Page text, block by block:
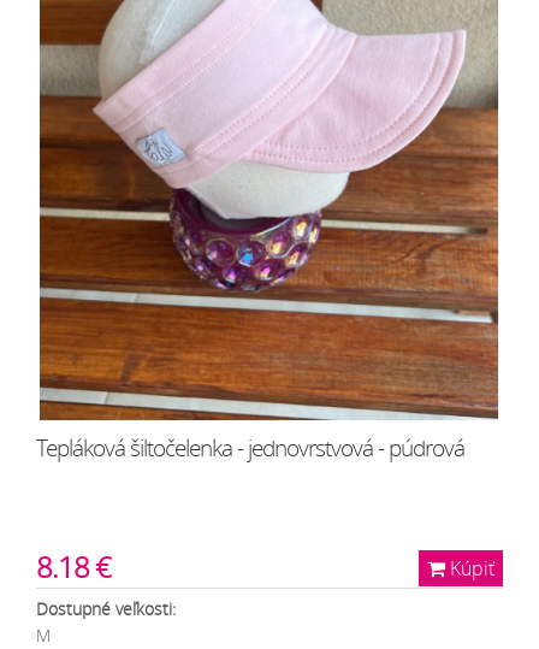
Tepláková šiltočelenka - jednovrstvová - púdrová
Kúpiť
8.18 €
Dostupné veľkosti:
M